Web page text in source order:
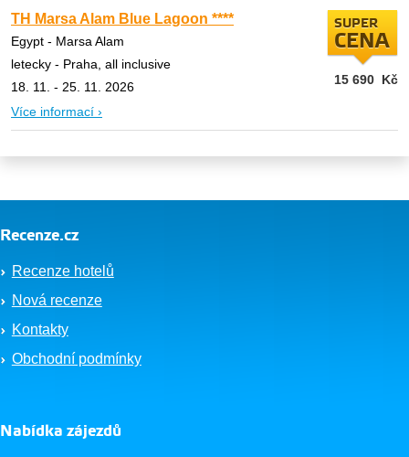
TH Marsa Alam Blue Lagoon ****
Egypt - Marsa Alam
letecky - Praha, all inclusive
18. 11. - 25. 11. 2026
Více informací ›
SUPER
CENA
15 690 Kč
Recenze.cz
Recenze hotelů
Nová recenze
Kontakty
Obchodní podmínky
Nabídka zájezdů